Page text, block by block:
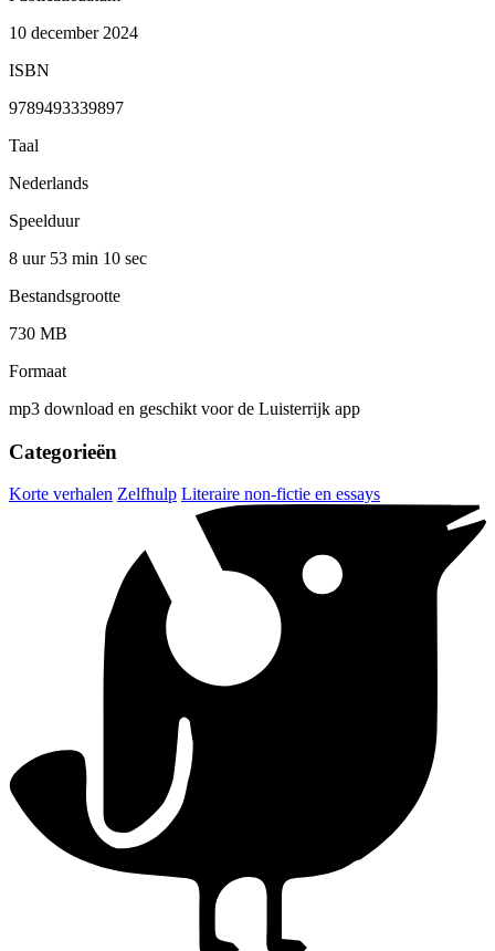
10 december 2024
ISBN
9789493339897
Taal
Nederlands
Speelduur
8 uur 53 min 10 sec
Bestandsgrootte
730 MB
Formaat
mp3 download en geschikt voor de Luisterrijk app
Categorieën
Korte verhalen Zelfhulp Literaire non-fictie en essays